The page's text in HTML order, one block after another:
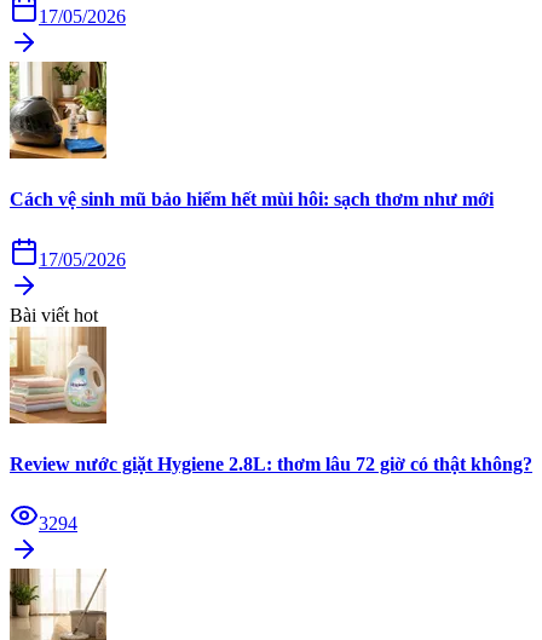
17/05/2026
Cách vệ sinh mũ bảo hiểm hết mùi hôi: sạch thơm như mới
17/05/2026
Bài viết hot
Review nước giặt Hygiene 2.8L: thơm lâu 72 giờ có thật không?
3294